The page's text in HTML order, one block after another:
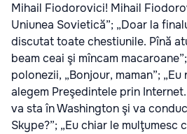
Mihail Fiodorovici! Mihail
Uniunea Sovietică”; „Doar la
discutat toate chestiunile. Pînă
beam ceai şi mîncam
polonezii, „Bonjour, maman”;
alegem Preşedintele prin
va sta în Washington şi va
Skype?”; „Eu chiar le mulţumesc